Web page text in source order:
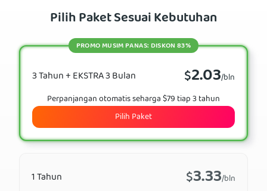
Pilih Paket Sesuai Kebutuhan
3 Tahun + EKSTRA 3 Bulan $2.03/bln
PROMO MUSIM PANAS: DISKON 83%
Perpanjangan otomatis seharga $79 tiap 3 tahun
Pilih Paket
1 Tahun $3.33/bln